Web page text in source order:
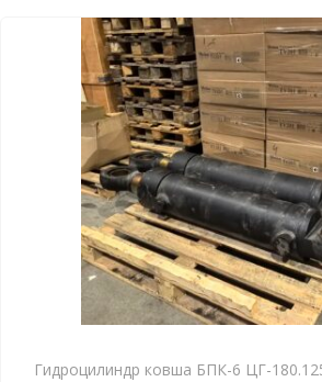
Гидроцилиндр ковша БПК-6 ЦГ-